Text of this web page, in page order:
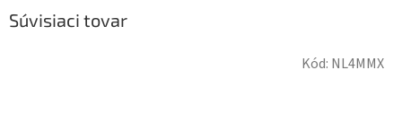
Súvisiaci tovar
Kód: NL4MMX